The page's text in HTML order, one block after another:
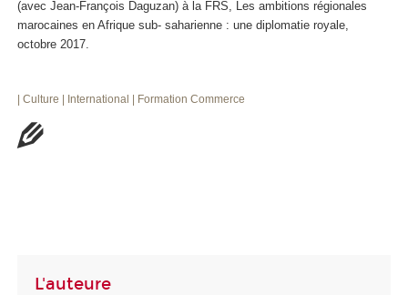
(avec Jean-François Daguzan) à la FRS, Les ambitions régionales
marocaines en Afrique sub- saharienne : une diplomatie royale,
octobre 2017.
| Culture | International | Formation Commerce
L'auteure